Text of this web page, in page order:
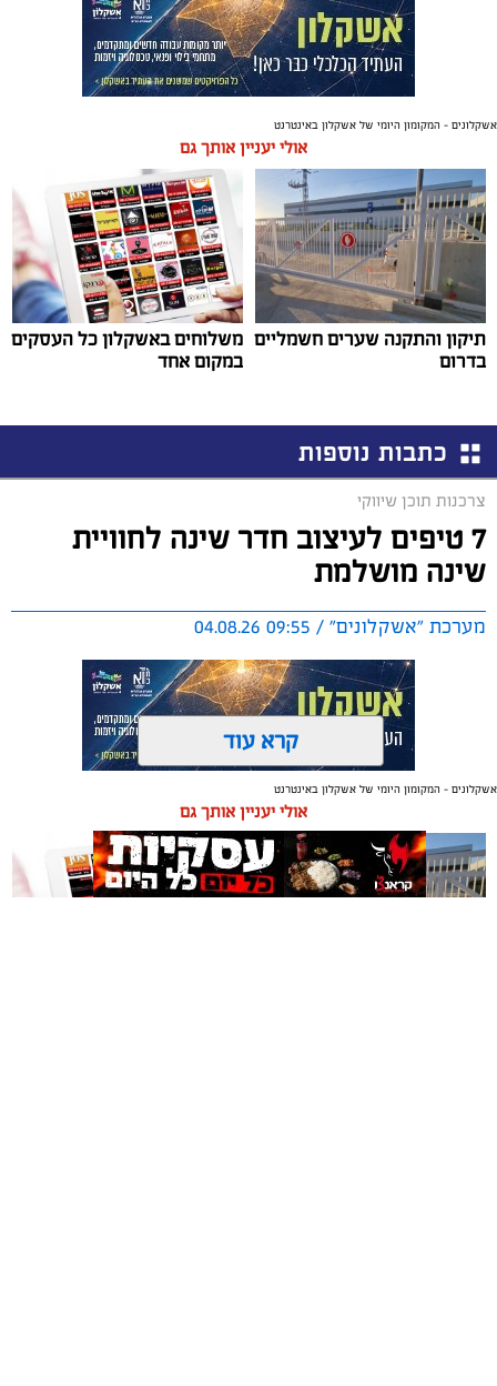
אשקלונים - המקומון היומי של אשקלון באינטרנט
אולי יעניין אותך גם
תיקון והתקנה שערים חשמליים
בדרום
משלוחים באשקלון כל העסקים
במקום אחד
כתבות נוספות
צרכנות תוכן שיווקי
7 טיפים לעיצוב חדר שינה לחוויית
שינה מושלמת
מערכת "אשקלונים" / 09:55 04.08.26
תגים:טקסטיל, חדר שינה, שינה
תכנון נכון של חדר השינה משפיע באופן ישיר על איכות
המנוחה, על רמות האנרגיה בבוקר ועל התחושה הכללית
קרא עוד
אשקלונים - המקומון היומי של אשקלון באינטרנט
אולי יעניין אותך גם